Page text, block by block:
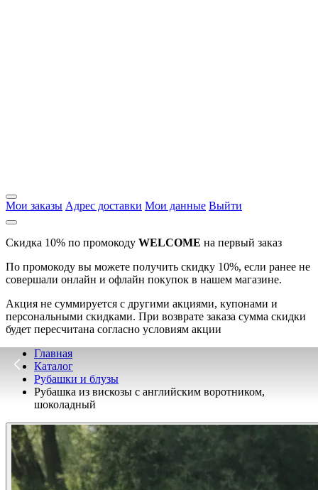
Мои заказы Адрес доставки Мои данные Выйти
Скидка 10% по промокоду WELCOME на первый заказ
По промокоду вы можете получить скидку 10%, если ранее не
совершали онлайн и офлайн покупок в нашем магазине.
Акция не суммируется с другими акциями, купонами и
персональными скидками. При возврате заказа сумма скидки
будет пересчитана согласно условиям акции
Главная
Каталог
Рубашки и блузы
Рубашка из вискозы с английским воротником,
шоколадный